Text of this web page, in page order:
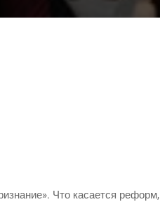
Что каса­ет­ся реформ,